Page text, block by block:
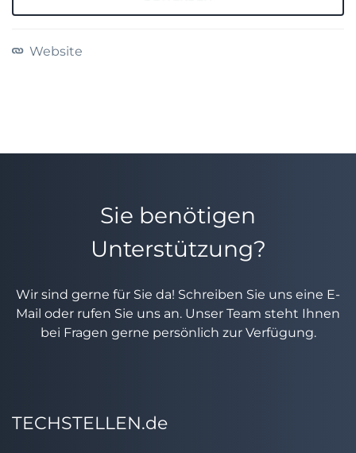
Website
Sie benötigen
Unterstützung?
Wir sind gerne für Sie da! Schreiben Sie uns eine E-
Mail oder rufen Sie uns an. Unser Team steht Ihnen
bei Fragen gerne persönlich zur Verfügung.
TECHSTELLEN.de